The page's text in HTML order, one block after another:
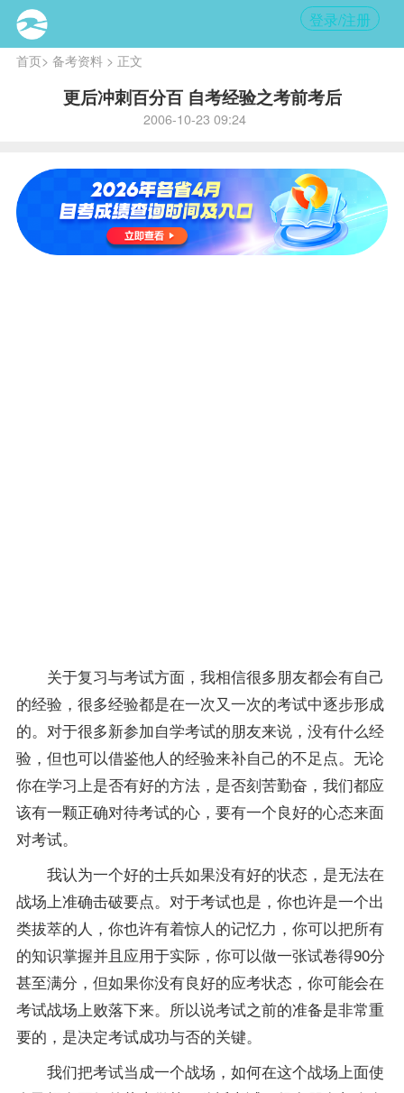
登录/注册
首页> 备考资料> 正文
更后冲刺百分百 自考经验之考前考后
2006-10-23 09:24
内
容提
要
考
关于复习与考试方面，我相信很多朋友都会有自己
的经验，很多经验都是在一次又一次的考试中逐步形成
的。对于很多新参加自学考试的朋友来说，没有什么经
验，但也可以借鉴他人的经验来补自己的不足点。无论
你在学习上是否有好的方法，是否刻苦勤奋，我们都应
该有一颗正确对待考试的心，要有一个良好的心态来面
对考试。
我认为一个好的士兵如果没有好的状态，是无法在
战场上准确击破要点。对于考试也是，你也许是一个出
类拔萃的人，你也许有着惊人的记忆力，你可以把所有
的知识掌握并且应用于实际，你可以做一张试卷得90分
甚至满分，但如果你没有良好的应考状态，你可能会在
考试战场上败落下来。所以说考试之前的准备是非常重
要的，是决定考试成功与否的关键。
我们把考试当成一个战场，如何在这个战场上面使